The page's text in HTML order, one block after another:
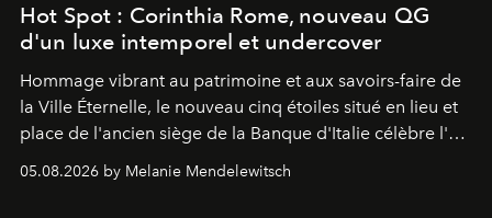
Hot Spot : Corinthia Rome, nouveau QG
d'un luxe intemporel et undercover
Hommage vibrant au patrimoine et aux savoirs-faire de
la Ville Éternelle, le nouveau cinq étoiles situé en lieu et
place de l'ancien siège de la Banque d'Italie célèbre l'art
05.08.2026 by Melanie Mendelewitsch